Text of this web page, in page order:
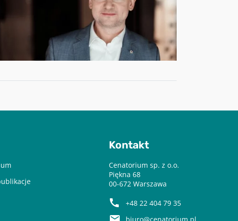
Kontakt
Cenatorium sp. z o.o.
Piękna 68
00-672 Warszawa
+48 22 404 79 35
biuro@cenatorium.pl